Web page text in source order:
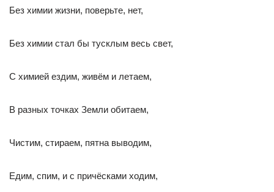
Без химии жизни, поверьте, нет,
Без химии стал бы тусклым весь свет,
С химией ездим, живём и летаем,
В разных точках Земли обитаем,
Чистим, стираем, пятна выводим,
Едим, спим, и с причёсками ходим,